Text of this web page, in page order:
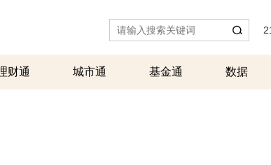
财通 城市通 基金通 数据